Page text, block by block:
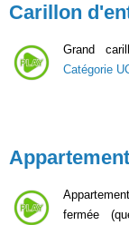
Carillon
Grand
Catégorie
fermée